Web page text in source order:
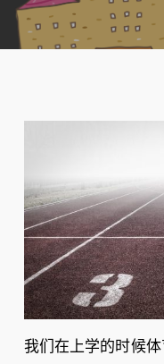
我们在上学的时候